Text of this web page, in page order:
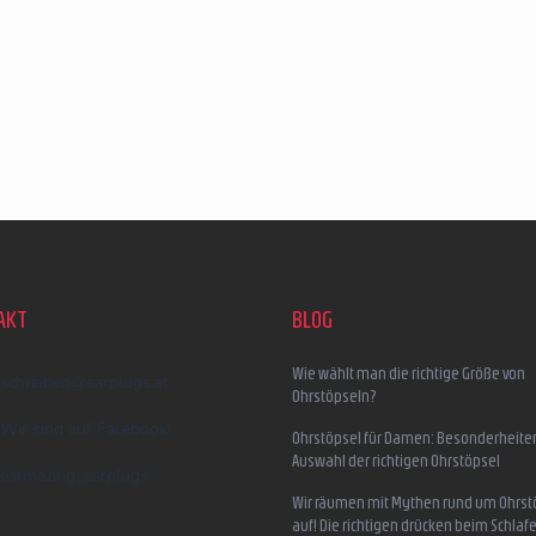
schreiben @ earplugs.at
Wir sind auf Facebook!
earmazing_earplugs
BLOG
Wie wählt man die richtige Größe von
Ohrstöpseln?
Ohrstöpsel für Damen:
Auswahl der richtigen Ohrstöpsel
Wir räumen mit Mythen rund um
auf! Die richtigen drücken beim